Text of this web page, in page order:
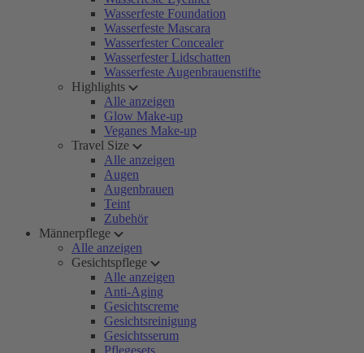
Wasserfeste Foundation
Wasserfeste Mascara
Wasserfester Concealer
Wasserfester Lidschatten
Wasserfeste Augenbrauenstifte
Highlights
Alle anzeigen
Glow Make-up
Veganes Make-up
Travel Size
Alle anzeigen
Augen
Augenbrauen
Teint
Zubehör
Männerpflege
Alle anzeigen
Gesichtspflege
Alle anzeigen
Anti-Aging
Gesichtscreme
Gesichtsreinigung
Gesichtsserum
Pflegesets